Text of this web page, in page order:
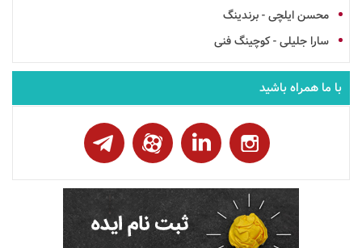
محسن ایلچی - برندینگ
سارا جلیلی - کوچینگ فنی
با ما همراه باشید